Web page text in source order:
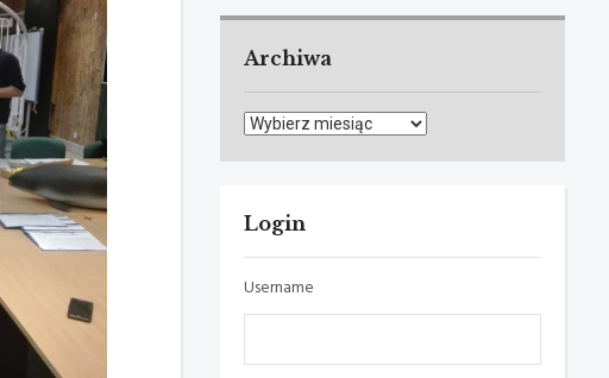
Archiwa
Archiwa
Login
Username